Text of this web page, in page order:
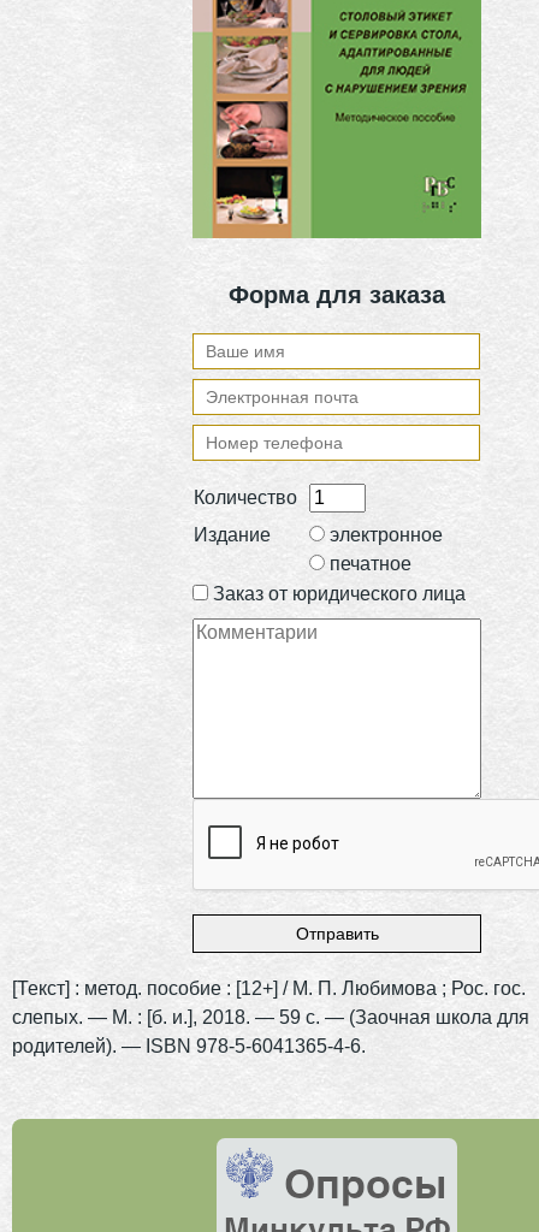
Форма для заказа
Количество
Издание
электронное
печатное
Заказ от юридического лица
[Текст] : метод. пособие : [12+] / М. П. Любимова ; Рос. гос.
слепых. — М. : [б. и.], 2018. — 59 с. — (Заочная школа для
родителей). — ISBN 978-5-6041365-4-6.